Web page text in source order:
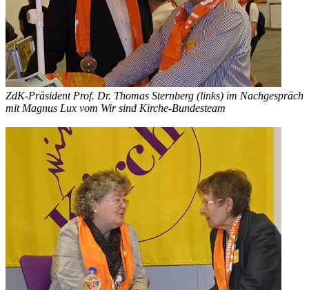
ZdK-Präsident Prof. Dr. Thomas Sternberg (links) im Nachgespräch
mit Magnus Lux vom Wir sind Kirche-Bundesteam